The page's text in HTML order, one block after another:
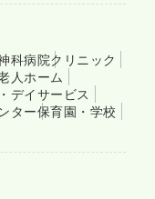
科病院クリニック
人ホーム
デイサービス
ター保育園・学校